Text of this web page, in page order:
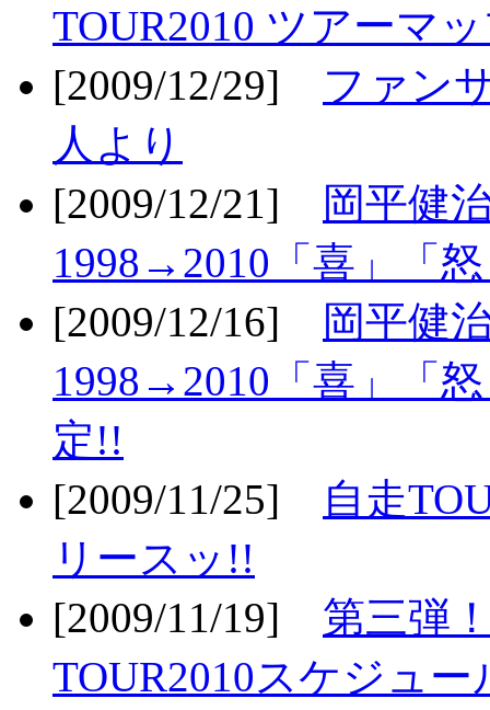
TOUR2010 ツアーマ
[2009/12/29] ファン
人より
[2009/12/21]
岡平健
1998→2010「喜」「
[2009/12/16]
岡平健
1998→2010「喜」「
定!!
[2009/11/25]
自走
リースッ!!
[2009/11/19] 第三弾
TOUR2010スケジュー